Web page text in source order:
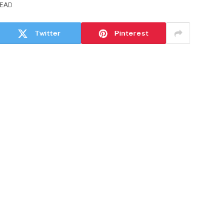
Twitter Pinterest